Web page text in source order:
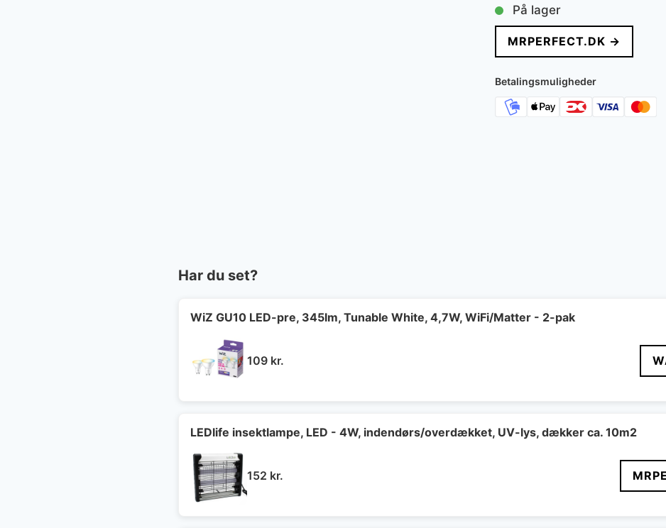
På lager
MRPERFECT.DK →
Betalingsmuligheder
Har du set?
WiZ GU10 LED-pre, 345lm, Tunable White, 4,7W, WiFi/Matter - 2-pak
109 kr.
LEDlife insektlampe, LED - 4W, indendørs/overdækket, UV-lys, dækker ca. 10m2
152 kr.